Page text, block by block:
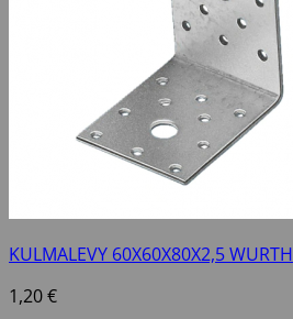
KULMALEVY 60X60X80X2,5 WURTH
1,20€